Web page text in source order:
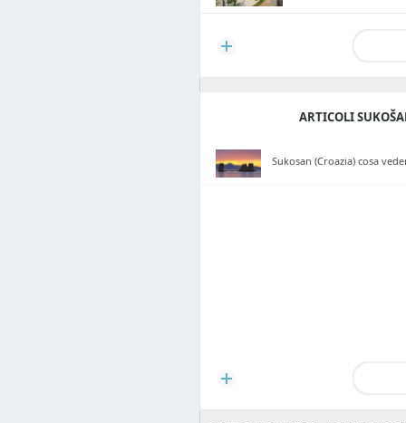
ARTICOLI
Sukosan (Croazia) cosa